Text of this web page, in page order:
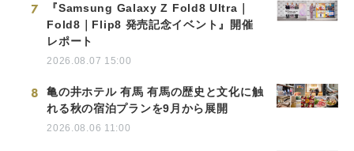
7
『Samsung Galaxy Z Fold8 Ultra｜
Fold8｜Flip8 発売記念イベント』開催
レポート
2026.08.07 15:00
8
亀の井ホテル 有馬 有馬の歴史と文化に触
れる秋の宿泊プランを9月から展開
2026.08.06 11:00